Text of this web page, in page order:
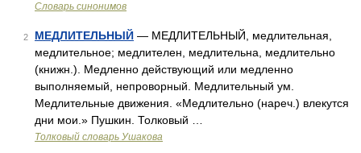
Словарь синонимов
2 МЕДЛИТЕЛЬНЫЙ — МЕДЛИТЕЛЬНЫЙ, медлительная,
медлительное; медлителен, медлительна, медлительно
(книжн.). Медленно действующий или медленно
выполняемый, непроворный. Медлительный ум.
Медлительные движения. «Медлительно (нареч.) влекутся
дни мои.» Пушкин. Толковый …
Толковый словарь Ушакова